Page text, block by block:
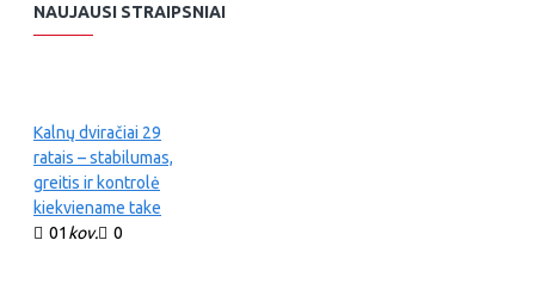
NAUJAUSI STRAIPSNIAI
Kalnų dviračiai 29
ratais – stabilumas,
greitis ir kontrolė
kiekviename take
01kov. 0